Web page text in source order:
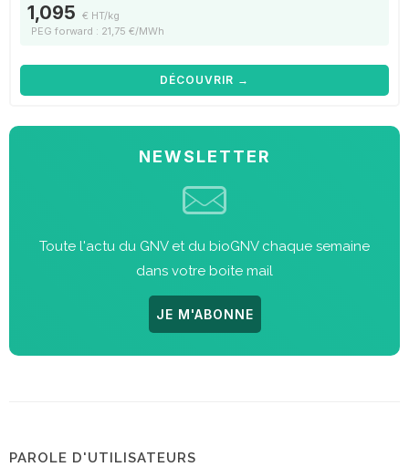
1,095 € HT/kg
PEG forward : 21,75 €/MWh
DÉCOUVRIR →
NEWSLETTER
Toute l'actu du GNV et du bioGNV chaque semaine
dans votre boite mail
JE M'ABONNE
PAROLE D'UTILISATEURS